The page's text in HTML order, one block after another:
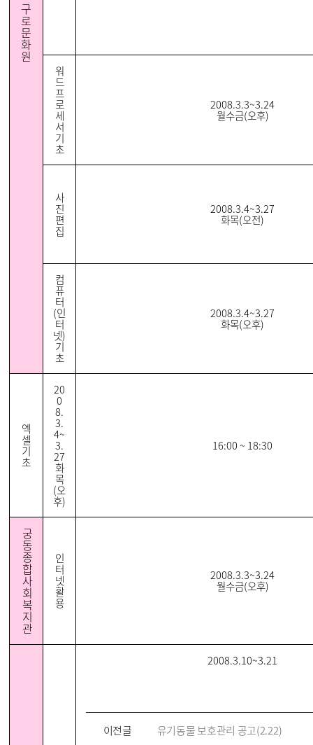
구
로
문
화
원
워
드
프
로
세
서
기
초
2008.3.3~3.24
월수금(오후)
사
진
편
집
2008.3.4~3.27
화목(오전)
컴
퓨
터
(인
터
넷)
기
초
2008.3.4~3.27
화목(오후)
엑
셀
기
초
20
0
8.
3.
4~
3.
27
화
목
(오
후)
16:00 ~ 18:30
궁
동
종
합
사
회
복
지
관
인
터
넷
활
용
2008.3.3~3.24
월수금(오후)
2008.3.10~3.21
이전글 유기동물 보호관리 공고(2.22)